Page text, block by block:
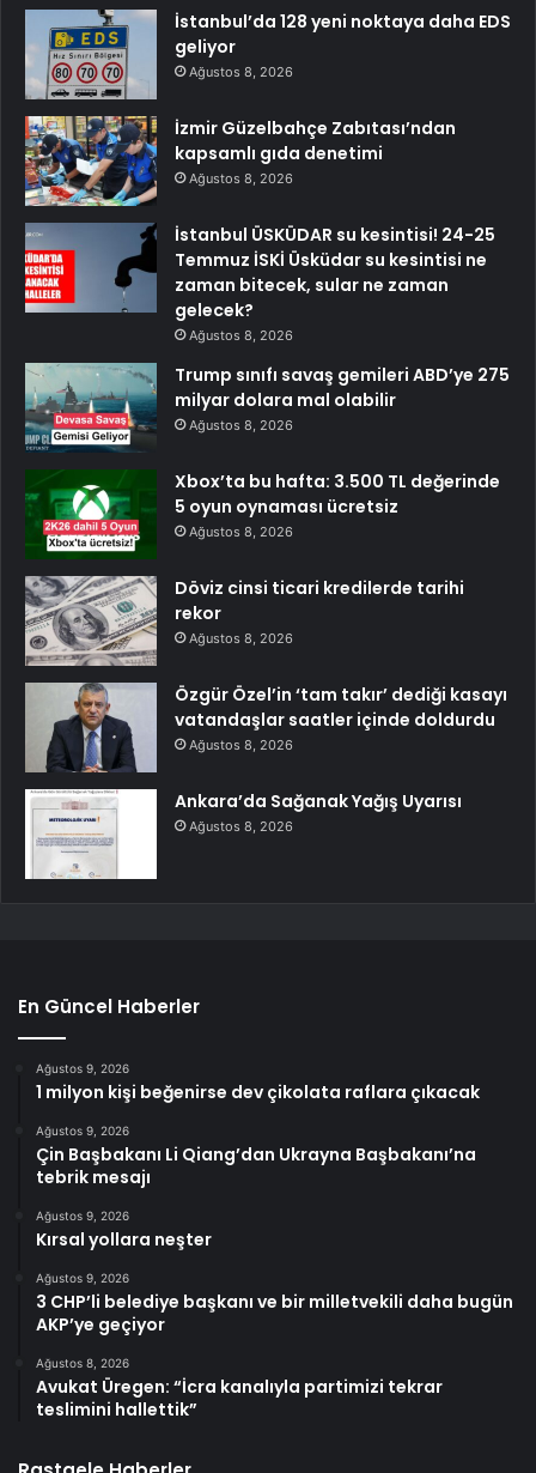
İstanbul’da 128 yeni noktaya daha EDS
geliyor
Ağustos 8, 2026
İzmir Güzelbahçe Zabıtası’ndan
kapsamlı gıda denetimi
Ağustos 8, 2026
İstanbul ÜSKÜDAR su kesintisi! 24-25
Temmuz İSKİ Üsküdar su kesintisi ne
zaman bitecek, sular ne zaman
gelecek?
Ağustos 8, 2026
Trump sınıfı savaş gemileri ABD’ye 275
milyar dolara mal olabilir
Ağustos 8, 2026
Xbox’ta bu hafta: 3.500 TL değerinde
5 oyun oynaması ücretsiz
Ağustos 8, 2026
Döviz cinsi ticari kredilerde tarihi
rekor
Ağustos 8, 2026
Özgür Özel’in ‘tam takır’ dediği kasayı
vatandaşlar saatler içinde doldurdu
Ağustos 8, 2026
Ankara’da Sağanak Yağış Uyarısı
Ağustos 8, 2026
En Güncel Haberler
Ağustos 9, 2026
1 milyon kişi beğenirse dev çikolata raflara çıkacak
Ağustos 9, 2026
Çin Başbakanı Li Qiang’dan Ukrayna Başbakanı’na
tebrik mesajı
Ağustos 9, 2026
Kırsal yollara neşter
Ağustos 9, 2026
3 CHP’li belediye başkanı ve bir milletvekili daha bugün
AKP’ye geçiyor
Ağustos 8, 2026
Avukat Üregen: “İcra kanalıyla partimizi tekrar
teslimini hallettik”